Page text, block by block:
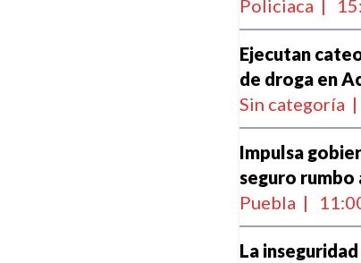
Policiaca |
Ejecutan
de droga en
Sin categoría |
Impulsa
seguro rumbo
Puebla |
La